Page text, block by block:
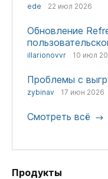
ede 22 июл 2026
Обновление
авторизации
illarionovvr 10 июл
Проблемы с
zybinav 17 июн 2026
Смотреть всё
Продукты